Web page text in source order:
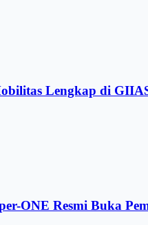
Lengkap di
ONE Resmi Buka